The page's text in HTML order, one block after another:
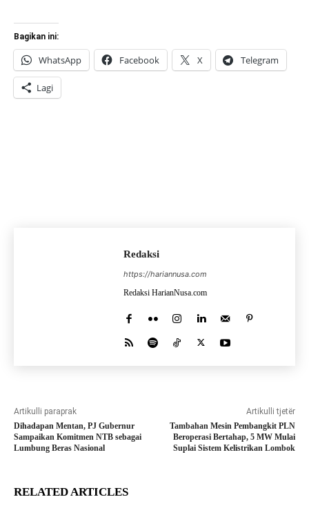
Bagikan ini:
WhatsApp Facebook X Telegram
Lagi
Redaksi
https://hariannusa.com
Redaksi HarianNusa.com
Artikulli paraprak
Dihadapan Mentan, PJ Gubernur
Sampaikan Komitmen NTB sebagai
Lumbung Beras Nasional
Artikulli tjetër
Tambahan Mesin Pembangkit PLN
Beroperasi Bertahap, 5 MW Mulai
Suplai Sistem Kelistrikan Lombok
RELATED ARTICLES